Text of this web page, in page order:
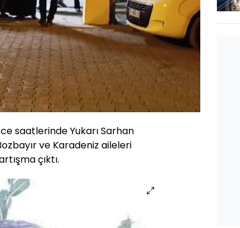
720
Oynatma
Hızı
saatlerinde Yukarı Sarhan
ve Karadeniz aileleri
çıktı.